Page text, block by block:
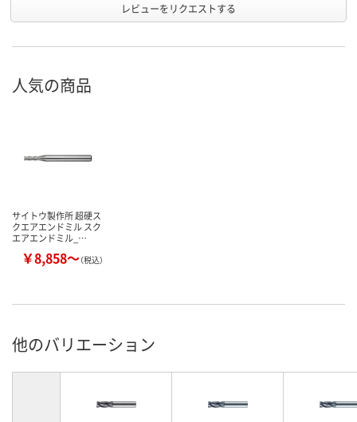
レビューをリクエストする
人気の商品
サイトウ製作所 超硬ス
クエアエンドミル スク
エアエンドミル_…
￥8,858～（税込）
他のバリエーション